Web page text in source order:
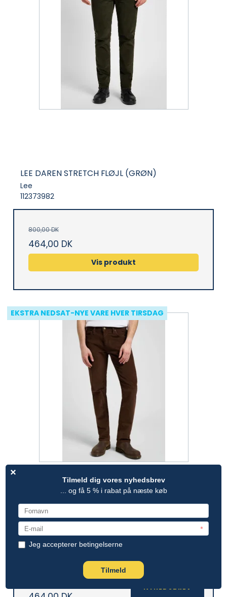
LEE DAREN STRETCH FLØJL (GRØN)
Lee
112373982
800,00 DK
464,00 DK
Vis produkt
EKSTRA NEDSAT-NYE VARE HVER TIRSDAG
LEE DAREN STRETCH FLØJL (ARABICA)
Lee
112370650
NYHEDSBREV